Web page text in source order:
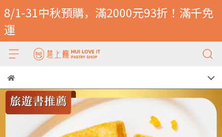
8/1-31中秋預購，滿2000元93折！滿千免
運